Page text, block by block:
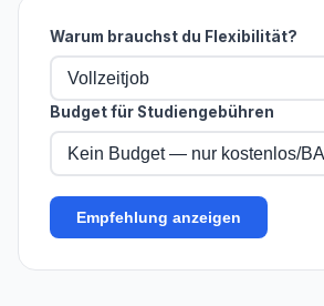
Warum brauchst du Flexibilität?
Vollzeitjob
Budget für Studiengebühren
Kein Budget — nur kostenlos/
Empfehlung anzeigen